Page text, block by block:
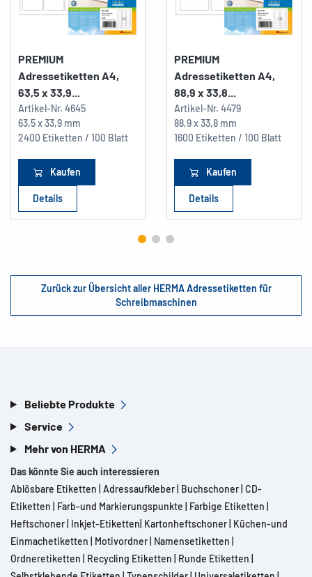
PREMIUM
Adressetiketten A4,
63,5 x 33,9...
Artikel-Nr. 4645
63,5 x 33,9 mm
2400 Etiketten / 100 Blatt
Kaufen
Details
PREMIUM
Adressetiketten A4,
88,9 x 33,8...
Artikel-Nr. 4479
88,9 x 33,8 mm
1600 Etiketten / 100 Blatt
Kaufen
Details
Zurück zur Übersicht aller HERMA Adressetiketten für
Schreibmaschinen
Beliebte Produkte
Service
Mehr von HERMA
Das könnte Sie auch interessieren
Ablösbare Etiketten Adressaufkleber Buchschoner CD-
Etiketten
Farb-und Markierungspunkte Farbige Etiketten
Heftschoner Inkjet-Etiketten Kartonheftschoner Küchen-und
Einmachetiketten
Motivordner Namensetiketten
Ordneretiketten
Recycling Etiketten Runde Etiketten